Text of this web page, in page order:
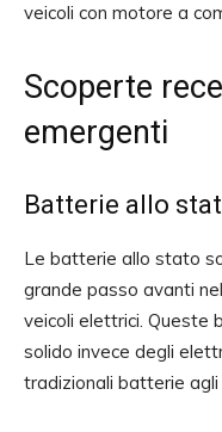
veicoli con motore a
Scoperte
emergenti
Batterie allo
Le batterie allo stato
grande passo avanti
veicoli elettrici. Queste
solido invece degli
tradizionali batterie agli